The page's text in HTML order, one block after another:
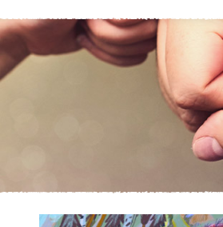
KIRJAUDU SISÄÄN
Etkö ole vielä asiakkaamme?
Luo asiakastili tästä!